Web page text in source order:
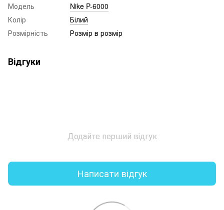
Модель
Nike P-6000
Колір
Білий
Розмірність
Розмір в розмір
Відгуки
Додайте перший відгук
Написати відгук